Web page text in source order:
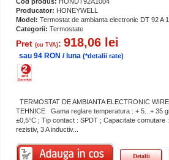
Producator: HONEYWELL
Model: Termostat de ambianta electronic DT 92 A
Categorii: Termostate
Pret (cu TVA): 918,06 lei
sau 94 RON / luna (*detalii rate)
TERMOSTAT DE AMBIANTA ELECTRONIC
TEHNICE Gama reglare temperatura : + 5...+ 35
±0,5°C ; Tip contact : SPDT ; Capacitate comutare
rezistiv, 3 A inductiv...
Detalii